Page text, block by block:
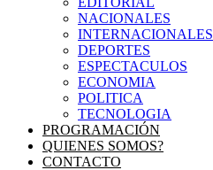
NACIONALES
INTERNACIONALES
DEPORTES
ESPECTACULOS
ECONOMIA
POLITICA
TECNOLOGIA
PROGRAMACIÓN
QUIENES SOMOS?
CONTACTO